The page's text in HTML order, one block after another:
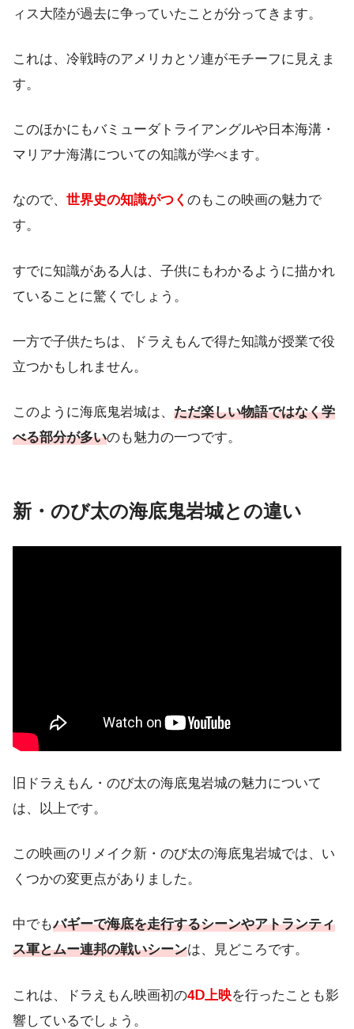
ィス大陸が過去に争っていたことが分ってきます。
これは、冷戦時のアメリカとソ連がモチーフに見えま
す。
このほかにもバミューダトライアングルや日本海溝・
マリアナ海溝についての知識が学べます。
なので、 世界史の知識がつく のもこの映画の魅力で
す。
すでに知識がある人は、子供にもわかるように描かれ
ていることに驚くでしょう。
一方で子供たちは、ドラえもんで得た知識が授業で役
立つかもしれません。
このように海底鬼岩城は、 ただ楽しい物語ではなく学
べる部分が多いのも魅力の一つです。
新・のび太の海底鬼岩城との違い
旧ドラえもん・のび太の海底鬼岩城の魅力について
は、以上です。
この映画のリメイク新・のび太の海底鬼岩城では、い
くつかの変更点がありました。
中でもバギーで海底を走行するシーンやアトランティ
ス軍とムー連邦の戦いシーンは、見どころです。
これは、ドラえもん映画初の4Ⅾ上映を行ったことも影
響しているでしょう。